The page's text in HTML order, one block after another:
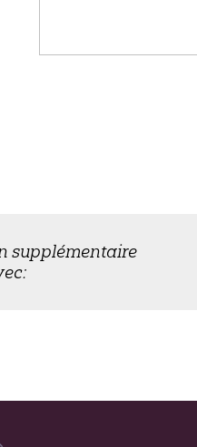
supplémentaire